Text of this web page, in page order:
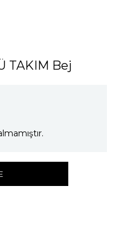
TAKIM Bej